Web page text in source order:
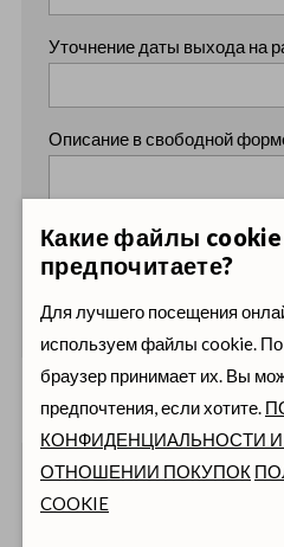
Уточнение даты выхода на
Описание в свободной
Навыки и квалификации
Категории водительских
B
Какие файлы
предпочитаете?
Для лучшего посещения
используем файлы cookie.
браузер принимает их. Вы
предпочтения, если хотите.
КОНФИДЕНЦИАЛЬНОСТИ
ОТНОШЕНИИ ПОКУПОК
COOKIE